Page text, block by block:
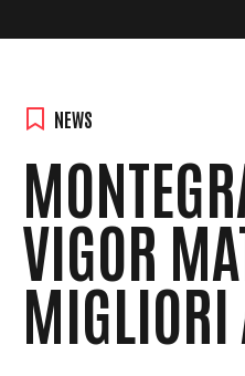
NEWS
VIGOR